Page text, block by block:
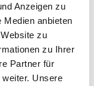
Anzeigen zu
Medien anbieten
zu
zu Ihrer
Partner für
Unsere